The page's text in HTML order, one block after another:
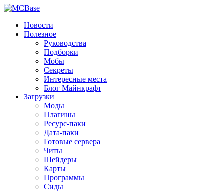
Новости
Полезное
Руководства
Подборки
Мобы
Секреты
Интересные места
Блог Майнкрафт
Загрузки
Моды
Плагины
Ресурс-паки
Дата-паки
Готовые сервера
Читы
Шейдеры
Карты
Программы
Сиды